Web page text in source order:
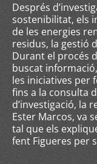
Després
sostenibilitat, els
de les energies
residus, la gestió
Durant el procés
buscat
les iniciatives per
fins a la consulta
d’investigació, la
Ester Marcos, va
tal que els
fent Figueres per